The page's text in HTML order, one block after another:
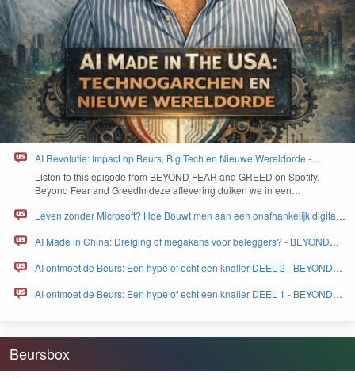
AI Revolutie: Impact op Beurs, Big Tech en Nieuwe Wereldorde -
BEYOND FEAR and GREED
Lis­ten to this episode from BEYOND FEAR and GREED on Spo­ti­fy.
Beyond Fear and Greed­In deze aflev­er­ing duiken we in een…
Leven zonder Microsoft? Hoe Bouwt men aan een onafhankelijk digitaal
AI Made in China: Dreiging of megakans voor beleggers? - BEYOND
AI ontmoet de Beurs: Een hype of echt een knaller DEEL 2 - BEYOND
AI ontmoet de Beurs: Een hype of echt een knaller DEEL 1 - BEYOND
Beursbox